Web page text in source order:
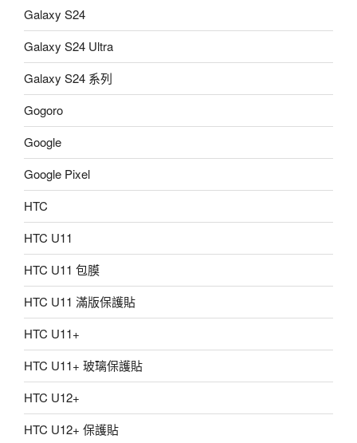
Galaxy S24
Galaxy S24 Ultra
Galaxy S24 系列
Gogoro
Google
Google Pixel
HTC
HTC U11
HTC U11 包膜
HTC U11 滿版保護貼
HTC U11+
HTC U11+ 玻璃保護貼
HTC U12+
HTC U12+ 保護貼